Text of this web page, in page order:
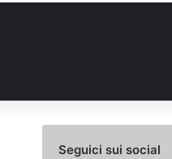
Seguici sui social